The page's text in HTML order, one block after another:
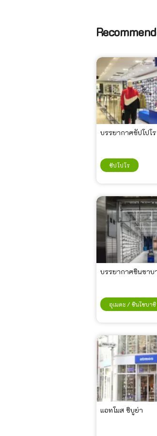
บรรยากาศซัปโปโร
ซัปโปโร
บรรยากาศชินซาบ
อุเมดะ / ชินไซบา
แอทโมส ชิบูย่า